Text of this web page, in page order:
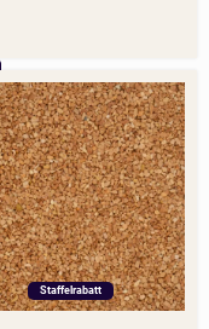
Staffelrabatt